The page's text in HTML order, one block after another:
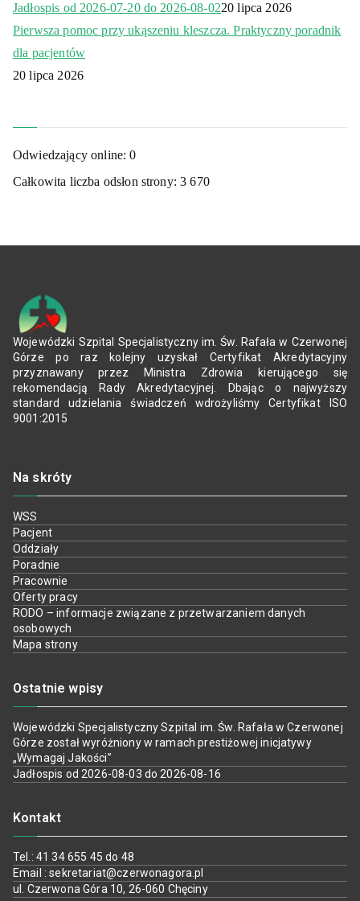
Jadłospis od 2026-07-20 do 2026-08-0220 lipca 2026
Pierwsza pomoc przy ukąszeniu kleszcza. Praktyczny poradnik
dla pacjentów
20 lipca 2026
Odwiedzający online:0
Całkowita liczba odsłon strony:3 670
Wojewódzki Szpital Specjalistyczny im. Św. Rafała w Czerwonej
Górze po raz kolejny uzyskał Certyfikat Akredytacyjny
przyznawany przez Ministra Zdrowia kierującego się
rekomendacją Rady Akredytacyjnej. Dbając o najwyższy
standard udzielania świadczeń wdrożyliśmy Certyfikat ISO
9001:2015
Na skróty
WSS
Pacjent
Oddziały
Poradnie
Pracownie
Oferty pracy
RODO – informacje związane z przetwarzaniem danych
osobowych
Mapa strony
Ostatnie wpisy
Wojewódzki Specjalistyczny Szpital im. Św. Rafała w Czerwonej
Górze został wyróżniony w ramach prestiżowej inicjatywy
„Wymagaj Jakości”
Jadłospis od 2026-08-03 do 2026-08-16
Kontakt
Tel.: 41 34 655 45 do 48
Email : sekretariat@czerwonagora.pl
ul. Czerwona Góra 10, 26-060 Chęciny